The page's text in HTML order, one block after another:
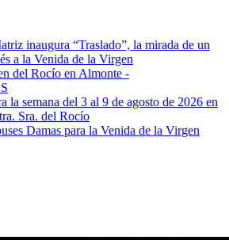
inaugura “Traslado”, la mirada de un
a la Venida de la Virgen
del Rocío en Almonte -
la semana del 3 al 9 de agosto de 2026 en
Sra. del Rocío
Damas para la Venida de la Virgen